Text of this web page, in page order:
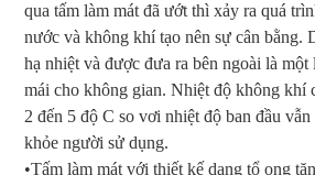
qua tấm làm mát đã ướt thì xảy ra quá
nước và không khí tạo nên sự cân bằng.
hạ nhiệt và được đưa ra bên ngoài là
mái cho không gian. Nhiệt độ không khí
2 đến 5 độ C so vơi nhiệt độ ban đầu
khỏe người sử dụng.
•Tấm làm mát với thiết kế dạng tổ ong